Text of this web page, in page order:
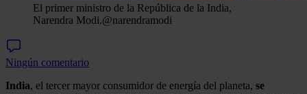
El primer ministro de la República de la India,
Narendra Modi.@narendramodi
Ningún comentario
India, el tercer mayor consumidor de energía del planeta, se